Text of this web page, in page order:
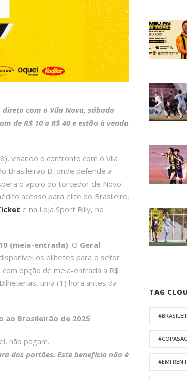
com o Vila Nova, sábado
de R$ 10 a R$ 40 e estão à venda
visando o confronto com o Vila
Brasileirão B, onde defende a
o apoio do torcedor de Novo
acesso para elite do Brasileiro.
e na Loja Sport Billy, no
(meia-entrada). O Geral
os bilhetes para o setor
com opção de meia-entrada a R$
uma (1) hora antes da
ao Brasileirão de 2025
não pagam.
dos portões. Este benefício não é
TAG